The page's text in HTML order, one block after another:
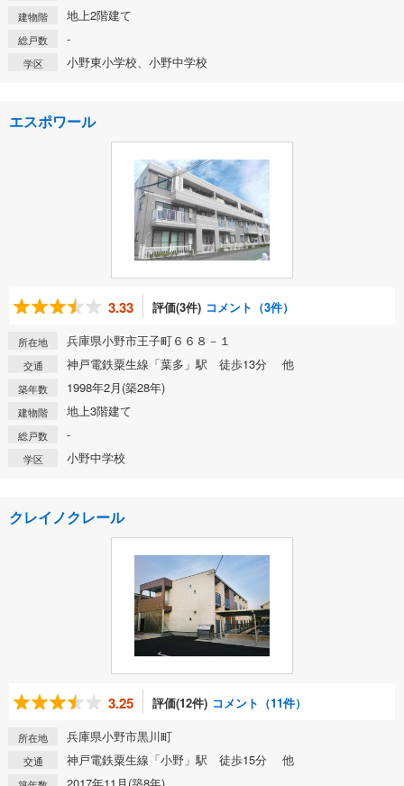
建物階 地上2階建て
総戸数 -
学区 小野東小学校、小野中学校
エスポワール
3.33 評価(3件) コメント（3件）
所在地 兵庫県小野市王子町６６８－１
交通 神戸電鉄粟生線「葉多」駅 徒歩13分 他
築年数 1998年2月(築28年)
建物階 地上3階建て
総戸数 -
学区 小野中学校
クレイノクレール
3.25 評価(12件) コメント（11件）
所在地 兵庫県小野市黒川町
交通 神戸電鉄粟生線「小野」駅 徒歩15分 他
2017年11月(築8年)